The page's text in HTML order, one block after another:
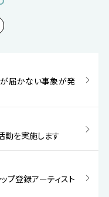
が届かない事象が発
を実施します
プ登録アーティスト